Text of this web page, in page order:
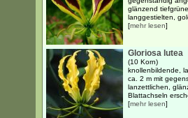
glänzend
langgestielten,
[mehr lesen]
Gloriosa lutea
(10 Korn)
knollenbildende,
ca. 2 m mit
lanzettlichen,
Blattachseln
[mehr lesen]